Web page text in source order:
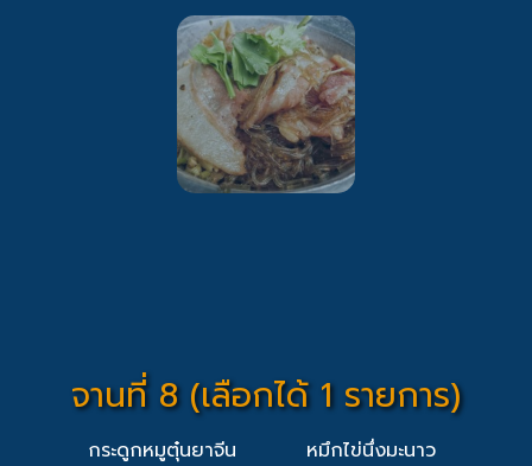
จานที่ 8 (เลือกได้ 1 รายการ)
กระดูกหมูตุ๋นยาจีน หมึกไข่นึ่งมะนาว